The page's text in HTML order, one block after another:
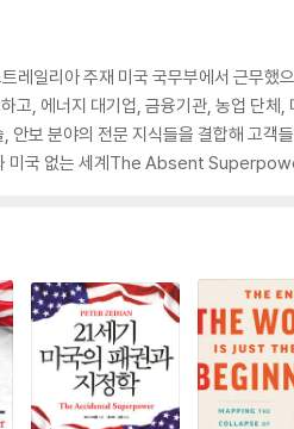
레일리아 주재 미국 국무부에서 근무
고, 에너지 대기업, 금융기관, 농업 단체
보 분야의 전문 지식들을 결합해 고객
국 없는 세계The Absent